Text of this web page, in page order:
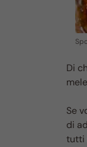
Di
Se
di
tutti